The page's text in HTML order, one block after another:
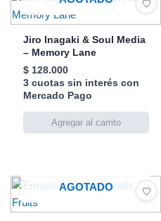
Jiro Inagaki & Soul Media
– Memory Lane
$128.000
3 cuotas sin interés con
Mercado Pago
AGOTADO